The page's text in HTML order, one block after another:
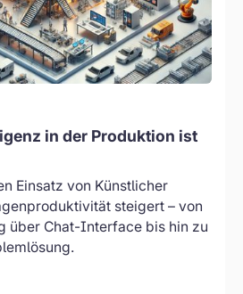
in der Produktion ist
Einsatz von Künstlicher
steigert – von
über Chat-Interface bis hin zu